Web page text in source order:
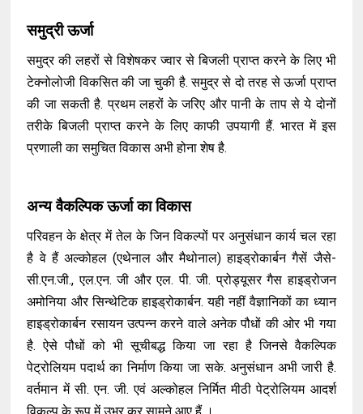
समुद्री ऊर्जा
समुद्र की लहरों से विशेषकर ज्वार से बिजली प्राप्त करने के लिए भी
टेक्नोलोजी विकसित की जा चुकी है. समुद्र से दो तरह से ऊर्जा प्राप्त
की जा सकती है. प्रथम लहरों के जरिए और पानी के ताप से ये दोनों
तरीके बिजली प्राप्त करने के लिए काफी उपयागी हैं. भारत में इस
प्रणाली का समुचित विकास अभी होना शेष है.
अन्य वैकल्पिक ऊर्जा का विकास
परिवहन के क्षेत्र में तेल के जिन विकल्पों पर अनुसंधान कार्य चल रहा
है वे हैं अल्कोहल (एथेनाल और मैथोनाल) हाइड्रोकार्बन गैसें जैसे-
सी.एन.जी., एल.एन. जी और एल. पी. जी. प्रोड्यूसर गैस हाइड्रोजन
अमोनिया और सिन्थेटिक हाइड्रोकार्बन. यही नहीं वैज्ञानिकों का ध्यान
हाइड्रोकार्बन रसायन उत्पन्न करने वाले अनेक पौधों की ओर भी गया
है. ऐसे पौधों को भी सूचीबद्ध किया जा रहा है जिनसे वैकल्पिक
पेट्रोलियम पदार्थ का निर्माण किया जा सके. अनुसंधान अभी जारी है.
वर्तमान में सी. एन. जी. एवं अल्कोहल निर्मित मीठी पेट्रोलियम आदर्श